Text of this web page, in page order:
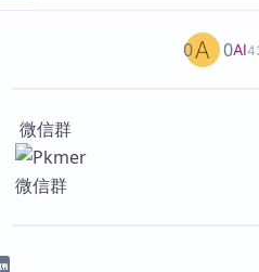
AI
0 0
微信群